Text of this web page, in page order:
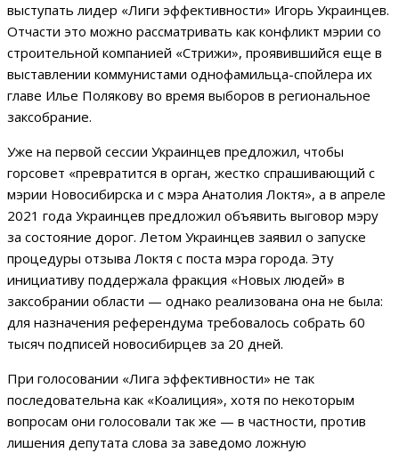
выступать лидер «Лиги эффективности» Игорь Украинцев.
Отчасти это можно рассматривать как конфликт мэрии со
строительной компанией «Стрижи», проявившийся еще в
выставлении коммунистами однофамильца-спойлера их
главе Илье Полякову во время выборов в региональное
заксобрание.
Уже на первой сессии Украинцев предложил, чтобы
горсовет «превратится в орган, жестко спрашивающий с
мэрии Новосибирска и с мэра Анатолия Локтя», а в апреле
2021 года Украинцев предложил объявить выговор мэру
за состояние дорог. Летом Украинцев заявил о запуске
процедуры отзыва Локтя с поста мэра города. Эту
инициативу поддержала фракция «Новых людей» в
заксобрании области — однако реализована она не была:
для назначения референдума требовалось собрать 60
тысяч подписей новосибирцев за 20 дней.
При голосовании «Лига эффективности» не так
последовательна как «Коалиция», хотя по некоторым
вопросам они голосовали так же — в частности, против
лишения депутата слова за заведомо ложную